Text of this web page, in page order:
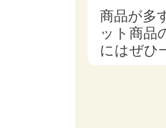
商品が多
ット商品
にはぜひ